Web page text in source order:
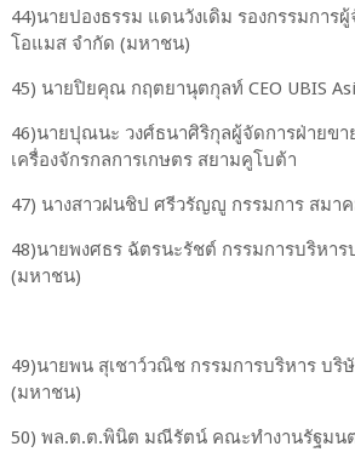
44)นายปองธรรม แดนวังเดิม รองกรรมการ
โอแมส จํากัด (มหาชน)
45) นายปิยคุณ กฤตยานุตกุลท์ CEO UBIS
46)นายปุณนะ วงศ์ธนาศิริกุลผู้จัดการฝ่ายขา
เครื่องจักรกลการเกษตร สยามคูโบต้า
47) นางสาวฝนชิป ศรีวรัญญู กรรมการ สมา
48)นายพงศธร ฉัตรนะรัชต์ กรรมการบริหา
(มหาชน)
49)นายพน สุเชาว์วณิช กรรมการบริหาร บริ
(มหาชน)
50) พล.ต.ต.พินิต มณีรัตน์ คณะทํางานรัฐมนต